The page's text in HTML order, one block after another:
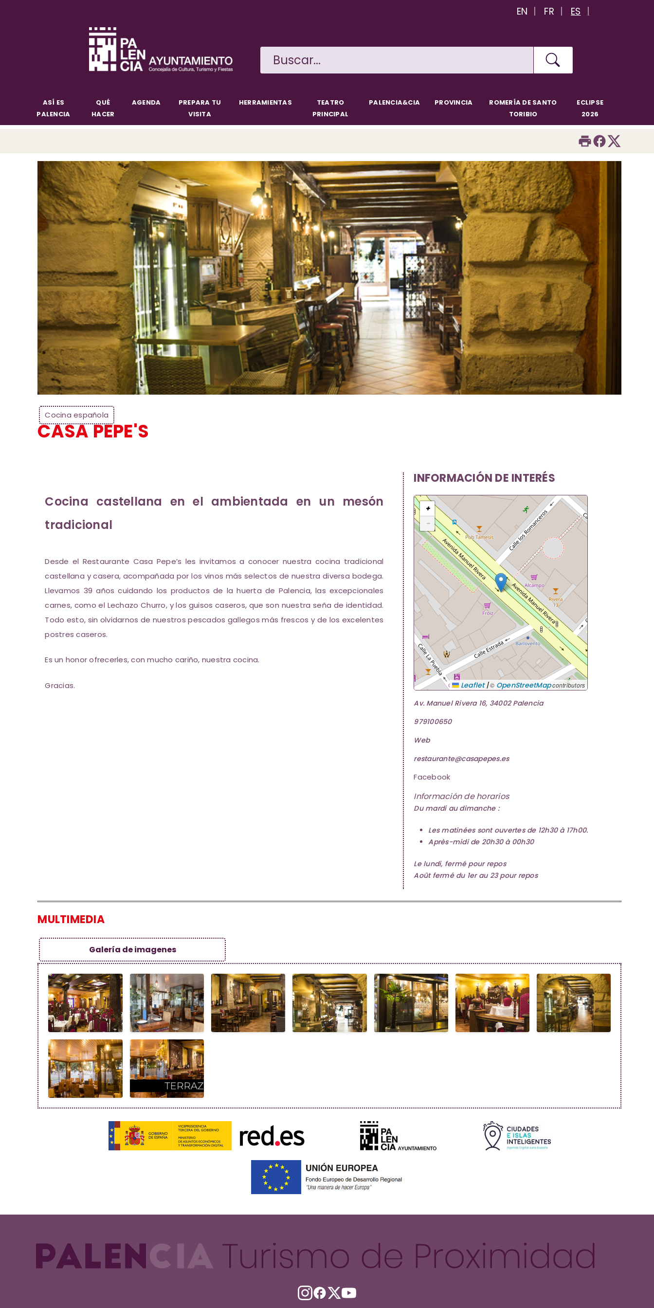
EN FR ES
ASÍ ES
PALENCIA
QUÉ
HACER
AGENDA
PREPARA TU
VISITA
HERRAMIENTAS
TEATRO
PRINCIPAL
PALENCIA&CIA PROVINCIA
ROMERÍA DE SANTO
TORIBIO
ECLIPSE
2026
Cocina española
CASA PEPE'S
Cocina castellana en el ambientada en un mesón
tradicional
Desde el Restaurante Casa Pepe’s les invitamos a conocer nuestra cocina tradicional
castellana y casera, acompañada por los vinos más selectos de nuestra diversa bodega.
Llevamos 39 años cuidando los productos de la huerta de Palencia, las excepcionales
carnes, como el Lechazo Churro, y los guisos caseros, que son nuestra seña de identidad.
Todo esto, sin olvidarnos de nuestros pescados gallegos más frescos y de los excelentes
postres caseros.
Es un honor ofrecerles, con mucho cariño, nuestra cocina.
Gracias.
INFORMACIÓN DE INTERÉS
+
−
Leaflet |© OpenStreetMapcontributors
Av. Manuel Rivera 16, 34002 Palencia
979100650
Web
restaurante@casapepes.es
Facebook
Información de horarios
Du mardi au dimanche :
Les matinées sont ouvertes de 12h30 à 17h00.
Après-midi de 20h30 à 00h30
Le lundi, fermé pour repos
Août fermé du 1er au 23 pour repos
MULTIMEDIA
Galería de imagenes